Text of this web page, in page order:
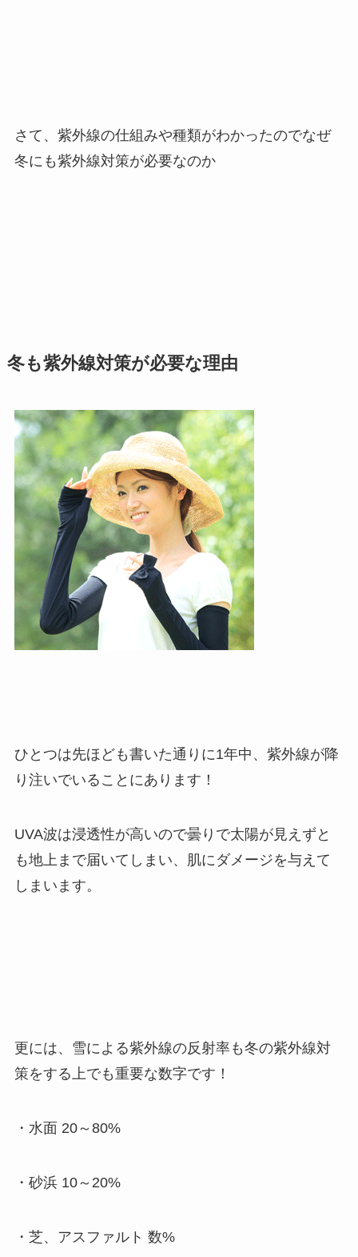
さて、紫外線の仕組みや種類がわかったのでなぜ
冬にも紫外線対策が必要なのか
冬も紫外線対策が必要な理由
ひとつは先ほども書いた通りに1年中、紫外線が降
り注いでいることにあります！
UVA波は浸透性が高いので曇りで太陽が見えずと
も地上まで届いてしまい、肌にダメージを与えて
しまいます。
更には、雪による紫外線の反射率も冬の紫外線対
策をする上でも重要な数字です！
・水面 20～80%
・砂浜 10～20%
・芝、アスファルト 数%